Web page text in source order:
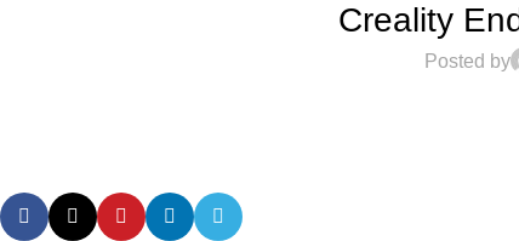
Creality
Posted by